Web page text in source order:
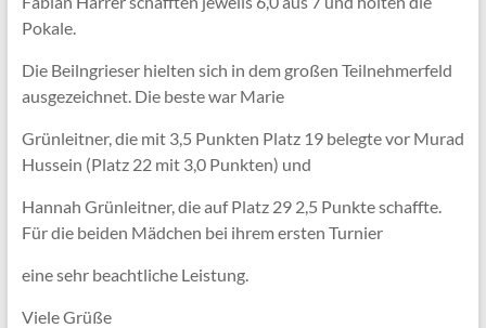
Pokale.
Die Beilngrieser hielten sich in dem großen Teilnehmerfeld
ausgezeichnet. Die beste war Marie
Grünleitner, die mit 3,5 Punkten Platz 19 belegte vor Murad
Hussein (Platz 22 mit 3,0 Punkten) und
Hannah Grünleitner, die auf Platz 29 2,5 Punkte schaffte.
Für die beiden Mädchen bei ihrem ersten Turnier
eine sehr beachtliche Leistung.
Viele Grüße